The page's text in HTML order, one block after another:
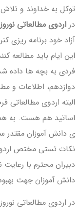
توکل به خداوند و
در اردوی مطالعاتی نوروز
آزاد خود برنامه ریزی
این ایام باید مطالعه
فردی به بچه ها داده
دوازدهم، اطلاعات و
البته اردوی
اساتید هم هست. به
ی دانش آموزان مقتدر
نکات تستی مختص
دبیران محترم با
دانش آموزان جهت
در اردوی مطالعاتی